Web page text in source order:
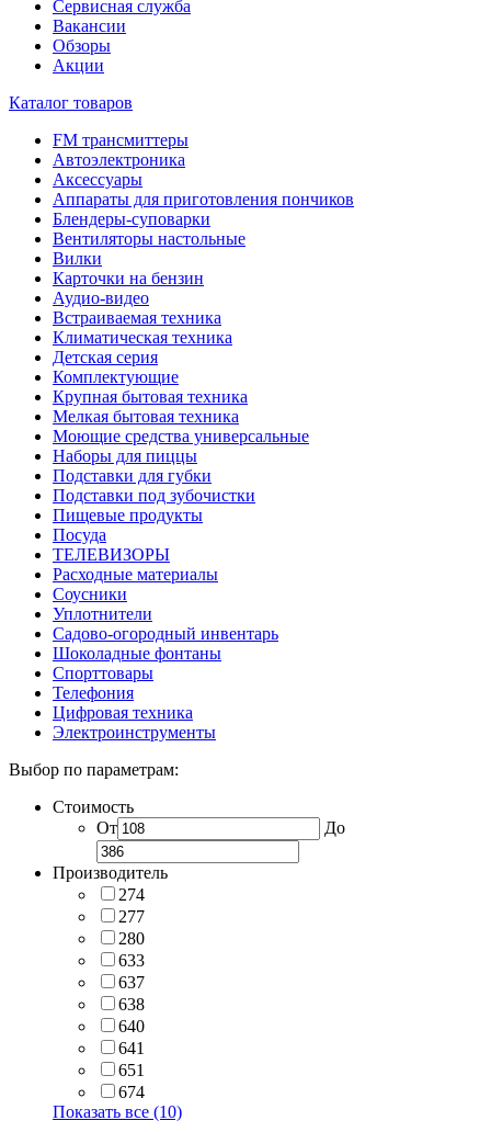
Сервисная служба
Вакансии
Обзоры
Акции
Каталог товаров
FM трансмиттеры
Автоэлектроника
Аксессуары
Аппараты для приготовления пончиков
Блендеры-суповарки
Вентиляторы настольные
Вилки
Карточки на бензин
Аудио-видео
Встраиваемая техника
Климатическая техника
Детская серия
Комплектующие
Крупная бытовая техника
Мелкая бытовая техника
Моющие средства универсальные
Наборы для пиццы
Подставки для губки
Подставки под зубочистки
Пищевые продукты
Посуда
ТЕЛЕВИЗОРЫ
Расходные материалы
Соусники
Уплотнители
Садово-огородный инвентарь
Шоколадные фонтаны
Спорттовары
Телефония
Цифровая техника
Электроинструменты
Выбор по параметрам:
Стоимость
От
До
Производитель
274
277
280
633
637
638
640
641
651
674
Показать все (10)